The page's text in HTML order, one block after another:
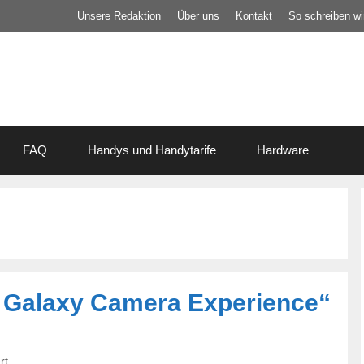
Unsere Redaktion Über uns Kontakt So schreiben
FAQ Handys und Handytarife Hardware
Camera Experience“